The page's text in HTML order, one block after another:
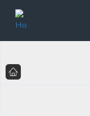
Hermoso Valle Ubicado En Panamá